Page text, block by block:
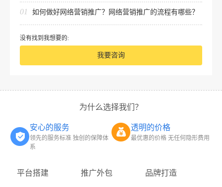
01 如何做好网络营销推广？网络营销推广的流程有哪些？
没有找到我想要的:
我要咨询
为什么选择我们？
安心的服务
领先的服务标准 独创的保障体
系
透明的价格
最优惠的价格 无任何隐形费用
平台搭建 推广外包 品牌打造